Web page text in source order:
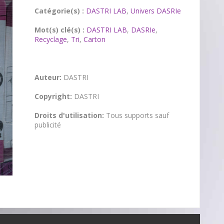
Catégorie(s) : DASTRI LAB, Univers DASRIe
Mot(s) clé(s) : DASTRI LAB, DASRIe,
Recyclage, Tri, Carton
Auteur: DASTRI
Copyright: DASTRI
Droits d'utilisation: Tous supports sauf
publicité